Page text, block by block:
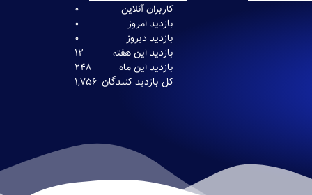
0
0
0
12
248
1,756